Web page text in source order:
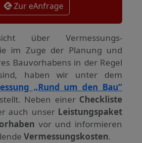
Zur eAnfrage
über Vermessungs­
im Zuge der Planung und
Bauvorhabens in der Regel
haben wir unter dem
„Rund um den Bau“
Neben einer Checkliste
auch unser Leistungspaket
vor und informieren
Vermessungskosten.